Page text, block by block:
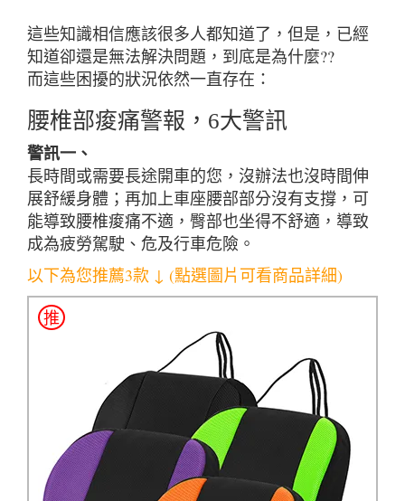
這些知識相信應該很多人都知道了，但是，已經
知道卻還是無法解決問題，到底是為什麼??
而這些困擾的狀況依然一直存在：
腰椎部痠痛警報，6大警訊
警訊一、
長時間或需要長途開車的您，沒辦法也沒時間伸
展舒緩身體；再加上車座腰部部分沒有支撐，可
能導致腰椎痠痛不適，臀部也坐得不舒適，導致
成為疲勞駕駛、危及行車危險。
以下為您推薦3款 ↓ (點選圖片可看商品詳細)
推